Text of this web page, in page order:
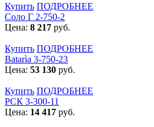
Купить ПОДРОБНЕЕ
Соло Г 2-750-2
Цена: 8 217 руб.
Купить ПОДРОБНЕЕ
Batarìa 3-750-23
Цена: 53 130 руб.
Купить ПОДРОБНЕЕ
РСК 3-300-11
Цена: 14 417 руб.